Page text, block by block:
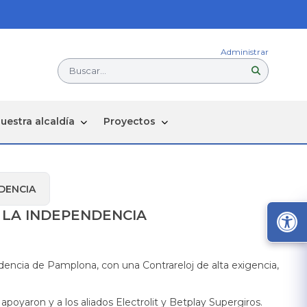
Administrar
Buscar...
alcaldía Proyectos
INDEPENDENCIA
de Pamplona, con una Contrareloj de alta exigencia,
y a los aliados Electrolit y Betplay Supergiros.